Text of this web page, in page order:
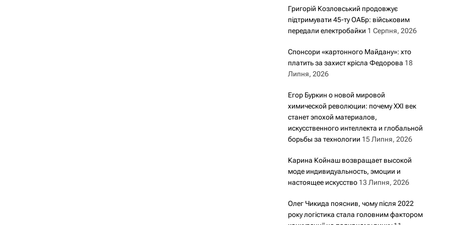
Григорій Козловський продовжує
підтримувати 45-ту ОАБр: військовим
передали електробайки 1 Серпня, 2026
Спонсори «картонного Майдану»: хто
платить за захист крісла Федорова 18
Липня, 2026
Егор Буркин о новой мировой
химической революции: почему XXI век
станет эпохой материалов,
искусственного интеллекта и глобальной
борьбы за технологии 15 Липня, 2026
Карина Койнаш возвращает высокой
моде индивидуальность, эмоции и
настоящее искусство 13 Липня, 2026
Олег Чикида пояснив, чому після 2022
року логістика стала головним фактором